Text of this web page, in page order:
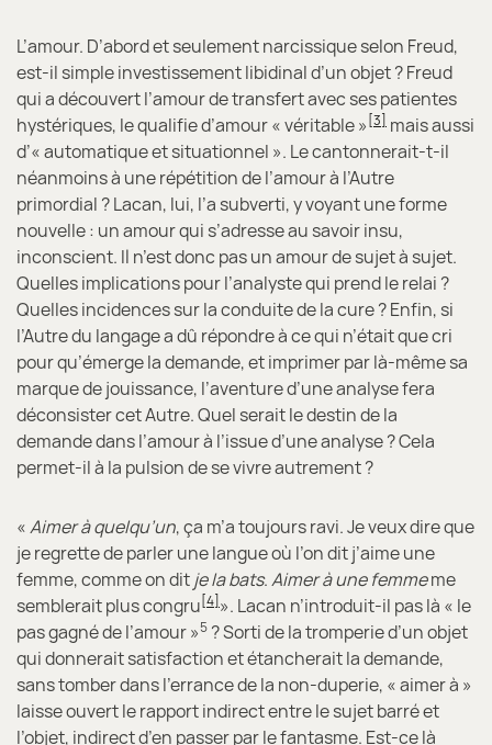
L’amour. D’abord et seulement narcissique selon Freud,
est-il simple investissement libidinal d’un objet ? Freud
qui a découvert l’amour de transfert avec ses patientes
hystériques, le qualifie d’amour « véritable » [3] mais aussi
d’« automatique et situationnel ». Le cantonnerait-t-il
néanmoins à une répétition de l’amour à l’Autre
primordial ? Lacan, lui, l’a subverti, y voyant une forme
nouvelle : un amour qui s’adresse au savoir insu,
inconscient. Il n’est donc pas un amour de sujet à sujet.
Quelles implications pour l’analyste qui prend le relai ?
Quelles incidences sur la conduite de la cure ? Enfin, si
l’Autre du langage a dû répondre à ce qui n’était que cri
pour qu’émerge la demande, et imprimer par là-même sa
marque de jouissance, l’aventure d’une analyse fera
déconsister cet Autre. Quel serait le destin de la
demande dans l’amour à l’issue d’une analyse ? Cela
permet-il à la pulsion de se vivre autrement ?
«Aimer à quelqu’un, ça m’a toujours ravi. Je veux dire que
je regrette de parler une langue où l’on dit j’aime une
femme, comme on ditje la bats.Aimer à une femmeme
semblerait plus congru[4]». Lacan n’introduit-il pas là « le
pas gagné de l’amour »5 ? Sorti de la tromperie d’un objet
qui donnerait satisfaction et étancherait la demande,
sans tomber dans l’errance de la non-duperie, « aimer à »
laisse ouvert le rapport indirect entre le sujet barré et
l’objet, indirect d’en passer par le fantasme. Est-ce là